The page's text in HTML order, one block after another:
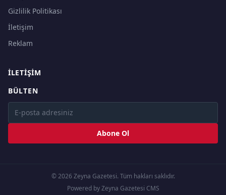
Gizlilik Politikası
İletişim
Reklam
İLETIŞIM
BÜLTEN
Abone Ol
© 2026 Zeyna Gazetesi. Tüm hakları saklıdır.
Powered by Zeyna Gazetesi CMS